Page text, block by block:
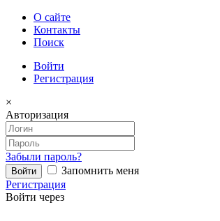
О сайте
Контакты
Поиск
Войти
Регистрация
×
Авторизация
Забыли пароль?
Запомнить меня
Регистрация
Войти через